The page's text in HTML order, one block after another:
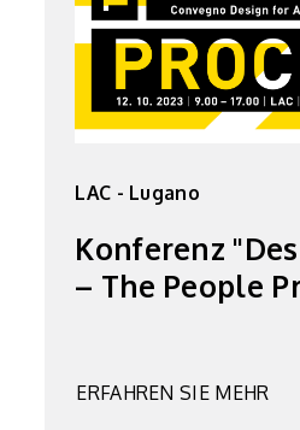
LAC - Lugano
Konferenz
– The People
ERFAHREN SIE MEHR